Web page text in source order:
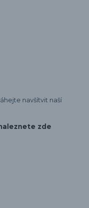
navšítvit naší
zde